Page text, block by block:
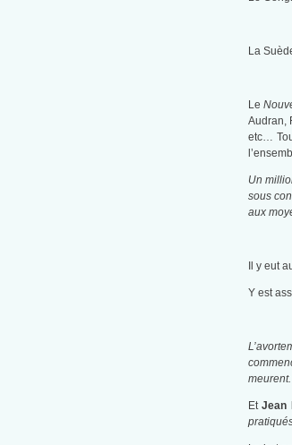
La
Le
Audran,
etc…
Un
sous
aux
Il y eut
Y est
EtJean